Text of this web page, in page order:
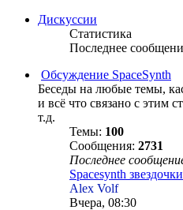
Дискуссии
Статистика
Последнее
Обсуждение SpaceSynth
Беседы на любые темы,
и всё что связано с этим
т.д.
Темы: 100
Сообщения: 2731
Последнее
Spacesynth звездочки
Alex Volf
Вчера, 08:30